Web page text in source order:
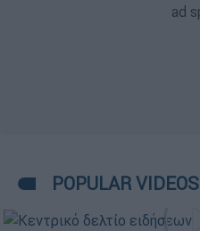
POPULAR VIDEOS